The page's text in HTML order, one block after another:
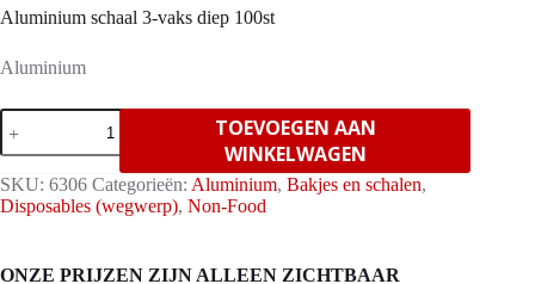
Aluminium schaal 3-vaks diep 100st
Aluminium
Aluminium
schaal
3-
vaks
diep
100st
TOEVOEGEN AAN
WINKELWAGEN
SKU: 6306 Categorieën: Aluminium, Bakjes en schalen,
Disposables (wegwerp), Non-Food
ONZE PRIJZEN ZIJN ALLEEN ZICHTBAAR